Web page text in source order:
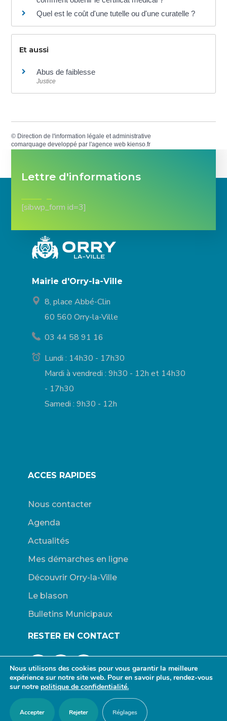
Quel est le coût d'une tutelle ou d'une curatelle ?
Et aussi
Abus de faiblesse
Justice
© Direction de l'information légale et administrative
comarquage developpé par l'agence web kienso.fr
Lettre d'informations
[sibwp_form id=3]
Mairie d'Orry-la-Ville
8, place Abbé-Clin
60 560 Orry-la-Ville
03 44 58 91 16
Lundi : 14h30 - 17h30
Mardi à vendredi : 9h30 - 12h et 14h30
- 17h30
Samedi : 9h30 - 12h
ACCES RAPIDES
Nous contacter
Agenda
Actualités
Mes démarches en ligne
Découvrir Orry-la-Ville
Le blason
Bulletins Municipaux
RESTER EN CONTACT
Connexion Mentions légales
propulsé par Wordpress. | Design :
Nous utilisons des cookies pour vous garantir la meilleure
expérience sur notre site web. Pour en savoir plus, rendez-vous
sur notre politique de confidentialité.
Accepter Rejeter Réglages